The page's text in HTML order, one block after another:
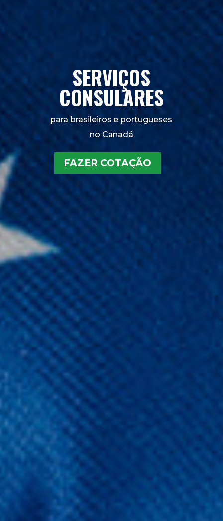
SERVIÇOS
CONSULARES
para brasileiros e portugueses
no Canadá
FAZER COTAÇÃO